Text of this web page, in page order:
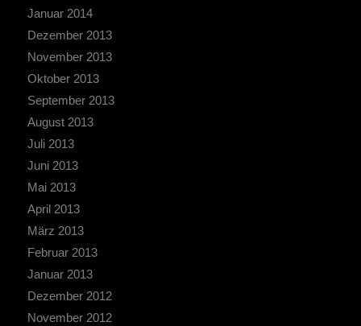
Januar 2014
Dezember 2013
November 2013
Oktober 2013
September 2013
August 2013
Juli 2013
Juni 2013
Mai 2013
April 2013
März 2013
Februar 2013
Januar 2013
Dezember 2012
November 2012